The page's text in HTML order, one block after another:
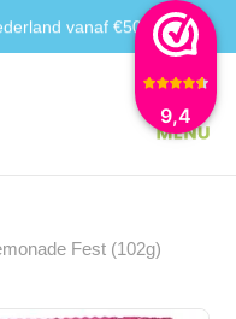
9,4
vanaf €50
Fest (102g)